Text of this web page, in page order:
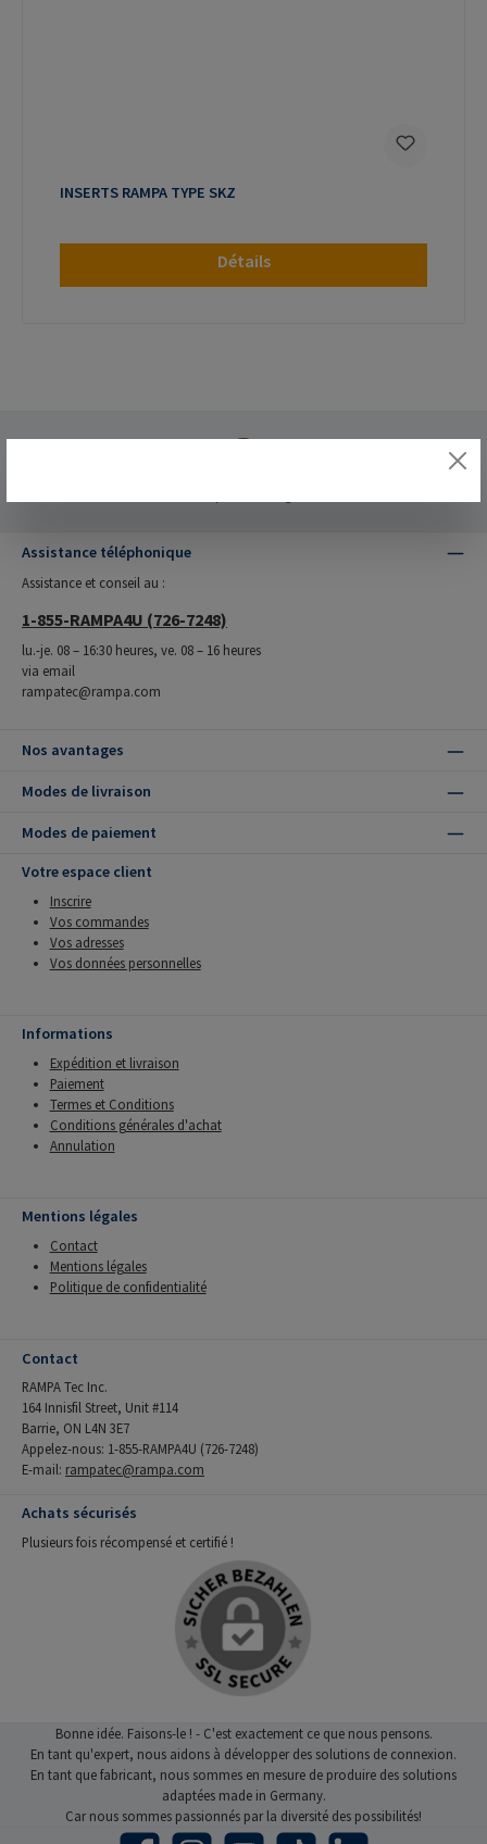
INSERTS RAMPA TYPE SKZ
Détails
Assistance téléphonique
Assistance et conseil au :
1-855-RAMPA4U (726-7248)
lu.-je. 08 – 16:30 heures, ve. 08 – 16 heures
via email
rampatec@rampa.com
Nos avantages
Modes de livraison
Modes de paiement
Votre espace client
Inscrire
Vos commandes
Vos adresses
Vos données personnelles
Informations
Expédition et livraison
Paiement
Termes et Conditions
Conditions générales d'achat
Annulation
Mentions légales
Contact
Mentions légales
Politique de confidentialité
Contact
RAMPA Tec Inc.
164 Innisfil Street, Unit #114
Barrie, ON L4N 3E7
Appelez-nous: 1-855-RAMPA4U (726-7248)
E-mail: rampatec@rampa.com
Achats sécurisés
Plusieurs fois récompensé et certifié !
Bonne idée. Faisons-le ! - C'est exactement ce que nous pensons.
En tant qu'expert, nous aidons à développer des solutions de connexion.
En tant que fabricant, nous sommes en mesure de produire des solutions
adaptées made in Germany.
Car nous sommes passionnés par la diversité des possibilités!